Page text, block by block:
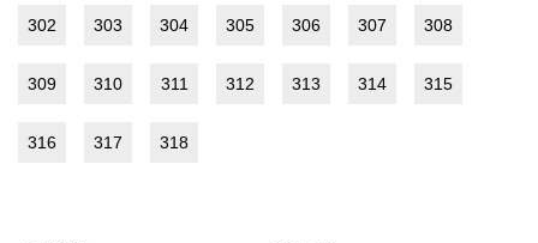
302 303 304 305 306 307 308
309 310 311 312 313 314 315
316 317 318